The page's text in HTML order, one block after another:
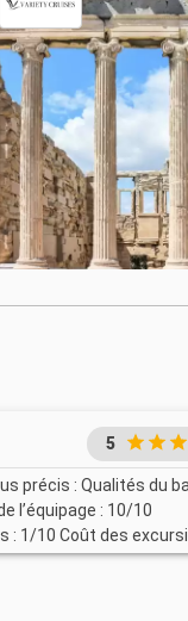
5
précis : Qualités du
l’équipage : 10/10
: 1/10 Coût des
cher que les autres
responsable